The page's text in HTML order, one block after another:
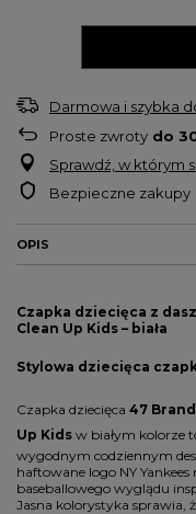
Darmowa i szybka
Proste zwroty do
Sprawdź, w którym
Bezpieczne zakupy
OPIS
Czapka dziecięca z
Clean Up Kids – biała
Stylowa dziecięca
Czapka dziecięca 47
Up Kids w białym kolorze
wygodnym codziennym
haftowane logo NY
baseballowego wyglądu
Jasna kolorystyka sprawia,